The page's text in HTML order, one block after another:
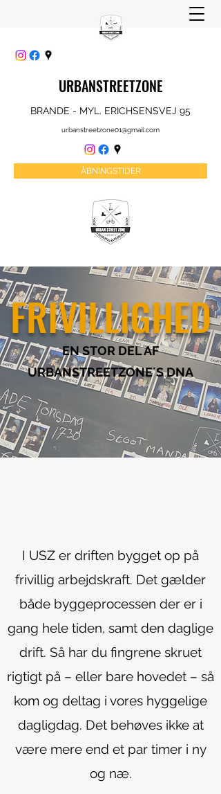
URBANSTREETZONE
BRANDE - MYL. ERICHSENSVEJ 95
urbanstreetzone01@gmail.com
ÅBNINGSTIDER
FRIVILLIGHED
EN STOR DEL AF
URBANSTREETZONE´S DNA
I USZ er driften bygget op på
frivillig arbejdskraft. Det gælder
både byggeprocessen der er i
gang hele tiden, samt den daglige
drift. Så har du fingrene skruet
rigtigt på – eller bare hovedet – så
kom og deltag i vores hyggelige
dagligdag. Det behøves ikke at
være mere end et par timer i ny
og næ.